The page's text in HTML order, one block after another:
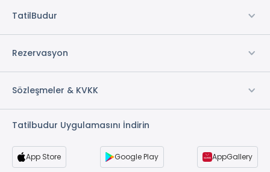
TatilBudur
Rezervasyon
Sözleşmeler & KVKK
Tatilbudur Uygulamasını İndirin
App Store Google Play AppGallery